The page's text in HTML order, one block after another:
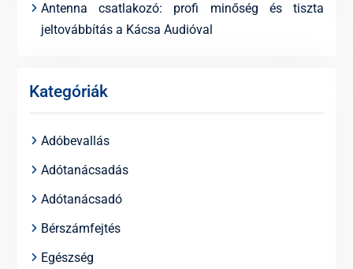
Antenna csatlakozó: profi minőség és tiszta
jeltovábbítás a Kácsa Audióval
Kategóriák
Adóbevallás
Adótanácsadás
Adótanácsadó
Bérszámfejtés
Egészség